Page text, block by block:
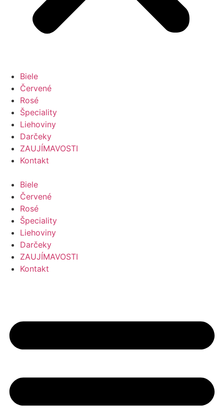
Biele
Červené
Rosé
Špeciality
Liehoviny
Darčeky
ZAUJÍMAVOSTI
Kontakt
Biele
Červené
Rosé
Špeciality
Liehoviny
Darčeky
ZAUJÍMAVOSTI
Kontakt